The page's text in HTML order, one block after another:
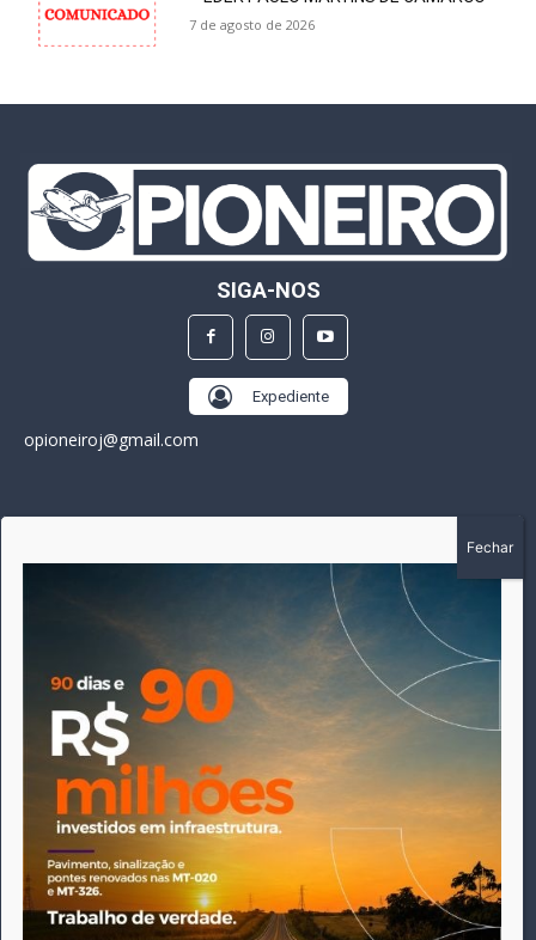
7 de agosto de 2026
SIGA-NOS
Expediente
opioneiroj@gmail.com
A história do Pioneiro inicia em fevereiro de 2005 em
Canarana - MT, na época, como um jornal impresso semanal,
que chegou a possuir mil assinantes. Durante 15 anos, foram
publicadas 691 edições que narraram os acontecimentos
políticos, policiais e cotidianos de Canarana e região. Fiel a sua
origem, pautado sempre pela busca incessante da
imparcialidade, faz jus a sua logo, com o característico "avião
da praça" de Canarana, sendo o símbolo do
comprometimento deste veículo de comunicação com o
relato dos fatos neste município. Em 06 de dezembro de 2019
circulou a última edição impressa do jornal, que desde então
tem veiculação exclusivamente online.